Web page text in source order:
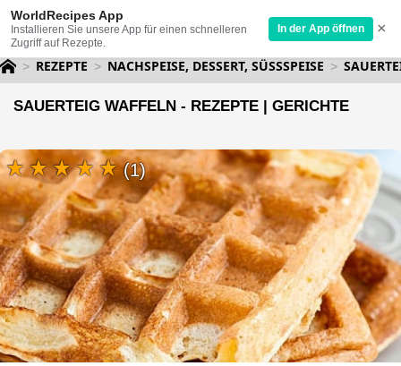
WorldRecipes App
Installieren Sie unsere App für einen schnelleren
Zugriff auf Rezepte.
In der App öffnen ×
REZEPTE NACHSPEISE, DESSERT, SÜSSSPEISE
SAUERTEIG WAFFELN - REZEPTE | GERICHTE
(1)